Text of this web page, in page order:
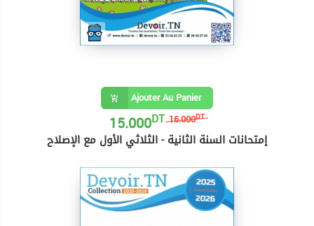
Ajouter Au Panier
16.000DT
15.000DT
إمتحانات السنة الثانية - الثلاثي الأول مع الإصلاح